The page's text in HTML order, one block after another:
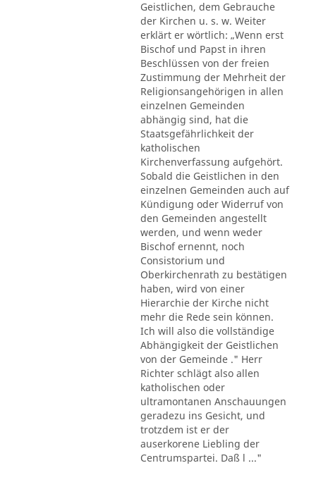
Geistlichen, dem Gebrauche
der Kirchen u. s. w. Weiter
erklärt er wörtlich: „Wenn erst
Bischof und Papst in ihren
Beschlüssen von der freien
Zustimmung der Mehrheit der
Religionsangehörigen in allen
einzelnen Gemeinden
abhängig sind, hat die
Staatsgefährlichkeit der
katholischen
Kirchenverfassung aufgehört.
Sobald die Geistlichen in den
einzelnen Gemeinden auch auf
Kündigung oder Widerruf von
den Gemeinden angestellt
werden, und wenn weder
Bischof ernennt, noch
Consistorium und
Oberkirchenrath zu bestätigen
haben, wird von einer
Hierarchie der Kirche nicht
mehr die Rede sein können.
Ich will also die vollständige
Abhängigkeit der Geistlichen
von der Gemeinde ." Herr
Richter schlägt also allen
katholischen oder
ultramontanen Anschauungen
geradezu ins Gesicht, und
trotzdem ist er der
auserkorene Liebling der
Centrumspartei. Daß l ..."